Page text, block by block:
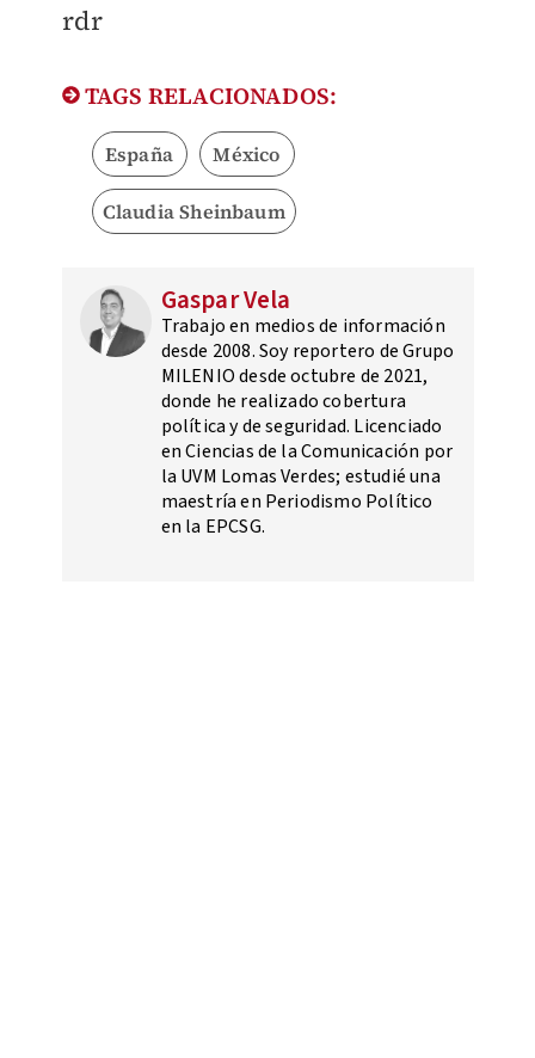
rdr
TAGS RELACIONADOS:
España México
Claudia Sheinbaum
Gaspar Vela
Trabajo en medios de información
desde 2008. Soy reportero de Grupo
MILENIO desde octubre de 2021,
donde he realizado cobertura
política y de seguridad. Licenciado
en Ciencias de la Comunicación por
la UVM Lomas Verdes; estudié una
maestría en Periodismo Político
en la EPCSG.